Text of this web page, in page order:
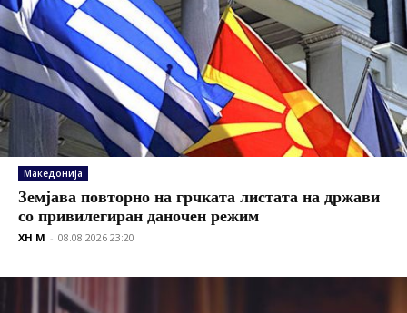
Македонија
Земјава повторно на грчката листата на држави
со привилегиран даночен режим
XH M - 08.08.2026 23:20